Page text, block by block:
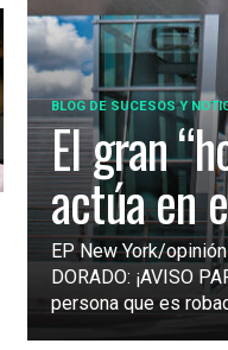
BLOG DE SUCESOS Y
El gran
actúa en
EP New York/
DORADO: ¡AVISO
persona que es